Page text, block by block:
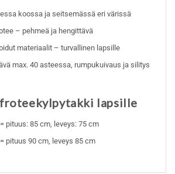
koossa ja seitsemässä eri värissä
– pehmeä ja hengittävä
materiaalit – turvallinen lapsille
max. 40 asteessa, rumpukuivaus ja silitys
lapsille
pituus: 85 cm, leveys: 75 cm
pituus 90 cm, leveys 85 cm